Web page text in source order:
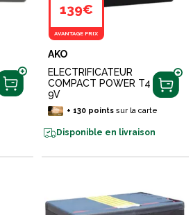
139€
AVANTAGE PRIX
AKO
ELECTRIFICATEUR
COMPACT POWER T4
9V
+ 130pointssur la carte
Disponible en livraison